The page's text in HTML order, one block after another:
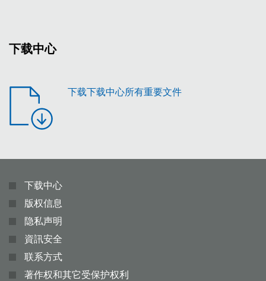
下载中心
下载下载中心所有重要文件
下载中心
版权信息
隐私声明
資訊安全
联系方式
著作权和其它受保护权利